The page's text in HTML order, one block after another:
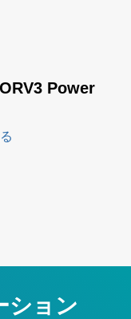
Power
ション